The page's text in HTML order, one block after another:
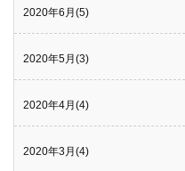
2020年6月(5)
2020年5月(3)
2020年4月(4)
2020年3月(4)